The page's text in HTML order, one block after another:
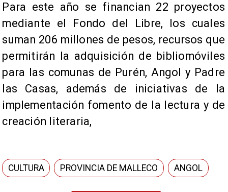
Para este año se financian 22 proyectos
mediante el Fondo del Libre, los cuales
suman 206 millones de pesos, recursos que
permitirán la adquisición de bibliomóviles
para las comunas de Purén, Angol y Padre
las Casas, además de iniciativas de la
implementación fomento de la lectura y de
creación literaria,
CULTURA PROVINCIA DE MALLECO ANGOL